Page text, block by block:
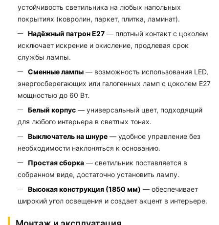
устойчивость светильника на любых напольных
покрытиях (ковролин, паркет, плитка, ламинат).
Надёжный патрон E27 — плотный контакт с цоколем
исключает искрение и окисление, продлевая срок
службы лампы.
Сменные лампы — возможность использования LED,
энергосберегающих или галогенных ламп с цоколем E27
мощностью до 60 Вт.
Белый корпус — универсальный цвет, подходящий
для любого интерьера в светлых тонах.
Выключатель на шнуре — удобное управление без
необходимости наклоняться к основанию.
Простая сборка — светильник поставляется в
собранном виде, достаточно установить лампу.
Высокая конструкция (1850 мм) — обеспечивает
широкий угол освещения и создает акцент в интерьере.